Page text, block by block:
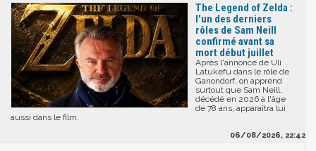
The Legend of Zelda :
l'un des derniers
rôles de Sam Neill
confirmé avant sa
mort début juillet
Après l'annonce de Uli
Latukefu dans le rôle de
Ganondorf, on apprend
surtout que Sam Neill,
décédé en 2026 à l'âge
de 78 ans, apparaîtra lui
aussi dans le film.
06/08/2026, 22:42